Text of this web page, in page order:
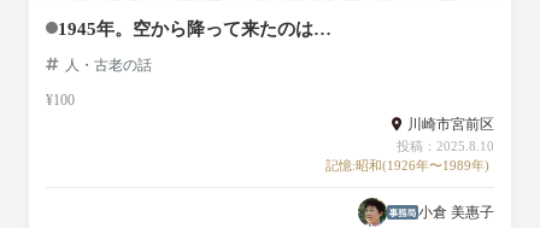
1945年。空から降って来たのは…
人・古老の話
¥100
川崎市宮前区
投稿：2025.8.10
記憶:昭和(1926年〜1989年)
小倉 美惠子